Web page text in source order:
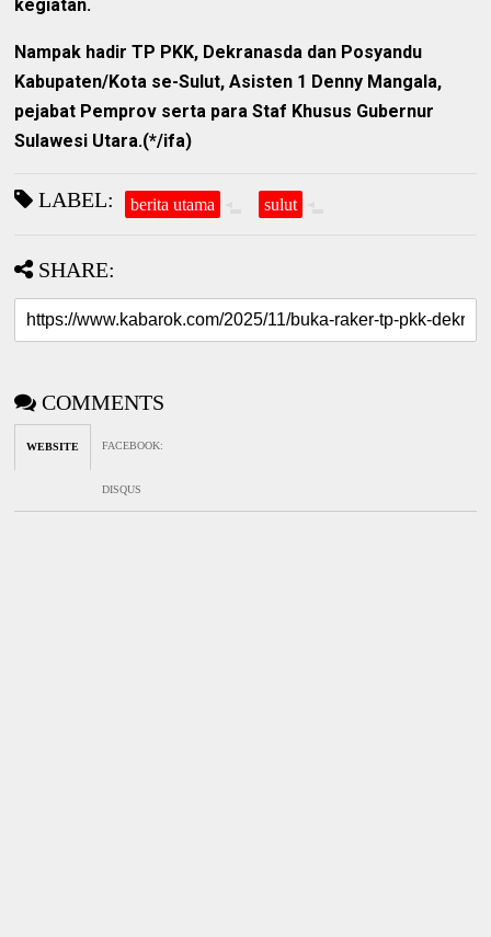
kegiatan.
Nampak hadir TP PKK, Dekranasda dan Posyandu
Kabupaten/Kota se-Sulut, Asisten 1 Denny Mangala,
pejabat Pemprov serta para Staf Khusus Gubernur
Sulawesi Utara.(*/ifa)
LABEL: berita utama sulut
SHARE:
COMMENTS
WEBSITE FACEBOOK:
DISQUS